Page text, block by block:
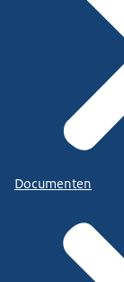
Documenten